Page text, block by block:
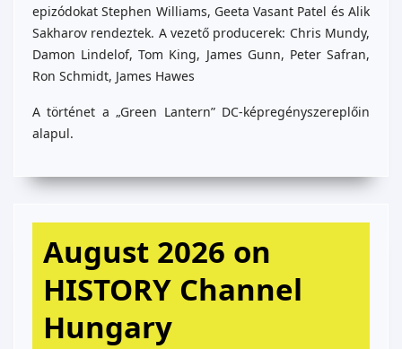
epizódokat Stephen Williams, Geeta Vasant Patel és Alik
Sakharov rendeztek. A vezető producerek: Chris Mundy,
Damon Lindelof, Tom King, James Gunn, Peter Safran,
Ron Schmidt, James Hawes
A történet a „Green Lantern” DC-képregényszereplőin
alapul.
August 2026 on
HISTORY Channel
Hungary